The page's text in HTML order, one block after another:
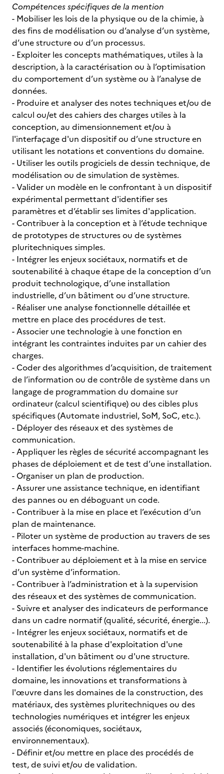
Compétences spécifiques de la mention
- Mobiliser les lois de la physique ou de la chimie, à
des fins de modélisation ou d’analyse d’un système,
d’une structure ou d’un processus.
- Exploiter les concepts mathématiques, utiles à la
description, à la caractérisation ou à l’optimisation
du comportement d’un système ou à l’analyse de
données.
- Produire et analyser des notes techniques et/ou de
calcul ou/et des cahiers des charges utiles à la
conception, au dimensionnement et/ou à
l'interfaçage d'un dispositif ou d’une structure en
utilisant les notations et conventions du domaine.
- Utiliser les outils progiciels de dessin technique, de
modélisation ou de simulation de systèmes.
- Valider un modèle en le confrontant à un dispositif
expérimental permettant d'identifier ses
paramètres et d’établir ses limites d'application.
- Contribuer à la conception et à l’étude technique
de prototypes de structures ou de systèmes
pluritechniques simples.
- Intégrer les enjeux sociétaux, normatifs et de
soutenabilité à chaque étape de la conception d’un
produit technologique, d’une installation
industrielle, d’un bâtiment ou d’une structure.
- Réaliser une analyse fonctionnelle détaillée et
mettre en place des procédures de test.
- Associer une technologie à une fonction en
intégrant les contraintes induites par un cahier des
charges.
- Coder des algorithmes d’acquisition, de traitement
de l’information ou de contrôle de système dans un
langage de programmation du domaine sur
ordinateur (calcul scientifique) ou des cibles plus
spécifiques (Automate industriel, SoM, SoC, etc.).
- Déployer des réseaux et des systèmes de
communication.
- Appliquer les règles de sécurité accompagnant les
phases de déploiement et de test d’une installation.
- Organiser un plan de production.
- Assurer une assistance technique, en identifiant
des pannes ou en déboguant un code.
- Contribuer à la mise en place et l’exécution d’un
plan de maintenance.
- Piloter un système de production au travers de ses
interfaces homme-machine.
- Contribuer au déploiement et à la mise en service
d’un système d’information.
- Contribuer à l’administration et à la supervision
des réseaux et des systèmes de communication.
- Suivre et analyser des indicateurs de performance
dans un cadre normatif (qualité, sécurité, énergie...).
- Intégrer les enjeux sociétaux, normatifs et de
soutenabilité à la phase d'exploitation d'une
installation, d'un bâtiment ou d'une structure.
- Identifier les évolutions réglementaires du
domaine, les innovations et transformations à
l'œuvre dans les domaines de la construction, des
matériaux, des systèmes pluritechniques ou des
technologies numériques et intégrer les enjeux
associés (économiques, sociétaux,
environnementaux).
- Définir et/ou mettre en place des procédés de
test, de suivi et/ou de validation.